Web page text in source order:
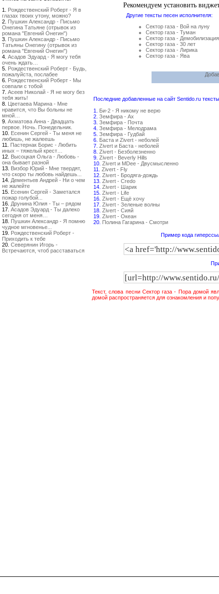
1. Рождественский Роберт - Я в
глазах твоих утону, можно?
2. Пушкин Александр - Письмо
Онегина Татьяне (отрывок из
романа "Евгений Онегин")
3. Пушкин Александр - Письмо
Татьяны Онегину (отрывок из
романа "Евгений Онегин")
4. Асадов Эдуард - Я могу тебя
очень ждать…
5. Рождественский Роберт - Будь,
пожалуйста, послабее
6. Рождественский Роберт - Мы
совпали с тобой
7. Асеев Николай - Я не могу без
тебя жить!
8. Цветаева Марина - Мне
нравится, что Вы больны не
мной…
9. Ахматова Анна - Двадцать
первое. Ночь. Понедельник.
10. Есенин Сергей - Ты меня не
любишь, не жалеешь
11. Пастернак Борис - Любить
иных – тяжелый крест…
12. Высоцкая Ольга - Любовь -
она бывает разной
13. Визбор Юрий - Мне твердят,
что скоро ты любовь найдешь...
14. Дементьев Андрей - Ни о чем
не жалейте
15. Есенин Сергей - Заметался
пожар голубой...
16. Друнина Юлия - Ты – рядом
17. Асадов Эдуард - Ты далеко
сегодня от меня…
18. Пушкин Александр - Я помню
чудное мгновенье...
19. Рождественский Роберт -
Приходить к тебе
20. Северянин Игорь -
Встречаются, чтоб расставаться
Рекомендуем установить
Другие тексты песен исполнителя:
Сектор газа - Вой на луну
Сектор газа - Туман
Сектор газа - Демобилизация
Сектор газа - 30 лет
Сектор газа - Лирика
Сектор газа - Ява
Последние добавленные на сайт Sentido.ru
1. Би-2 - Я никому не верю
2. Земфира - Ах
3. Земфира - Почта
4. Земфира - Мелодрама
5. Земфира - Гудбай
6. Баста и Zivert - неболей
7. Zivert и Баста - неболей
8. Zivert - Безболезненно
9. Zivert - Beverly Hills
10. Zivert и MDee - Двусмысленно
11. Zivert - Fly
12. Zivert - Бродяга-дождь
13. Zivert - Credo
14. Zivert - Шарик
15. Zivert - Life
16. Zivert - Ещё хочу
17. Zivert - Зеленые волны
18. Zivert - Сияй
19. Zivert - Океан
20. Полина Гагарина - Смотри
Пример кода
Текст, слова песни Сектор газа - Пора домой
домой распространяется для ознакомления и